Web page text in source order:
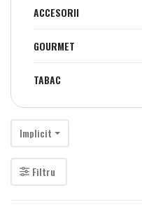
ACCESORII
GOURMET
TABAC
Implicit
Filtru